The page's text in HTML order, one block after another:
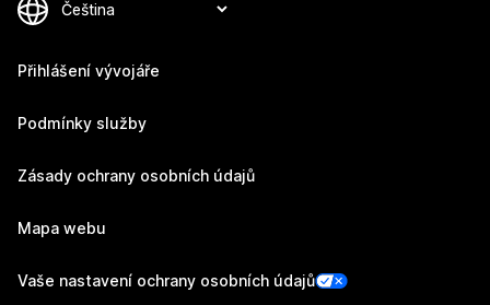
Přihlášení vývojáře
Podmínky služby
Zásady ochrany osobních údajů
Mapa webu
Vaše nastavení ochrany osobních údajů